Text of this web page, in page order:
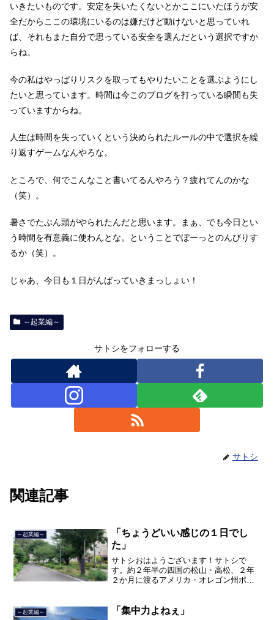
いきたいものです。安定を失いたくないとかここにいたほうが安
全だからここの環境にいるのは嫌だけど動けないと思っていれ
ば、それもまた自分で思っている安全を選んだという選択ですか
らね。
今の私はやっぱりリスクを取ってもやりたいことを選ぶようにし
たいと思っています。時間は今このブログを打っている瞬間も失
っていますからね。
人生は時間を失っていくという決められたルールの中で選択を繰
り返すゲームなんやろな。
ところで、何でこんなこと書いてるんやろう？疲れてんのかな
（笑）。
暑さでたぶん頭がやられたんだと思います。まぁ、でも今日とい
う時間を有意義に使わんとな。ということでぼーっとのんびりす
るか（笑）。
じゃあ、今日も１日がんばっていきまっしょい！
～起業編～
サトシをフォローする
サトシ
関連記事
～起業編～
「ちょうどいい感じの１日でし
た」
サトシおはようございます！サトシで
す。約２年半の四国の松山・高松、２年
２か月に渡るアメリカ・オレゴン州ポー
間のサラリーマン人生に終止符を打っ
～起業編～ 「集中力よねぇ」